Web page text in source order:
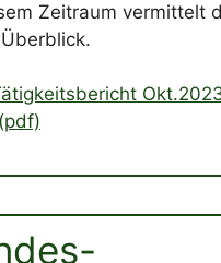
Zeitraum vermittelt